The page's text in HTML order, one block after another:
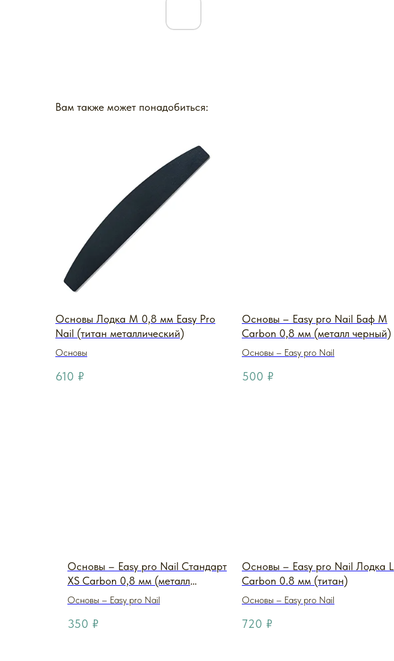
Вам также может понадобиться:
Основы Лодка M 0,8 мм Easy Pro
Nail (титан металлический)
Основы
610 ₽
Основы – Easy pro Nail Баф M
Carbon 0,8 мм (металл черный)
Основы – Easy pro Nail
500 ₽
Основы – Easy pro Nail Стандарт
XS Carbon 0,8 мм (металл
черный)
Основы – Easy pro Nail
350 ₽
Основы – Easy pro Nail Лодка L
Carbon 0.8 мм (титан)
Основы – Easy pro Nail
720 ₽